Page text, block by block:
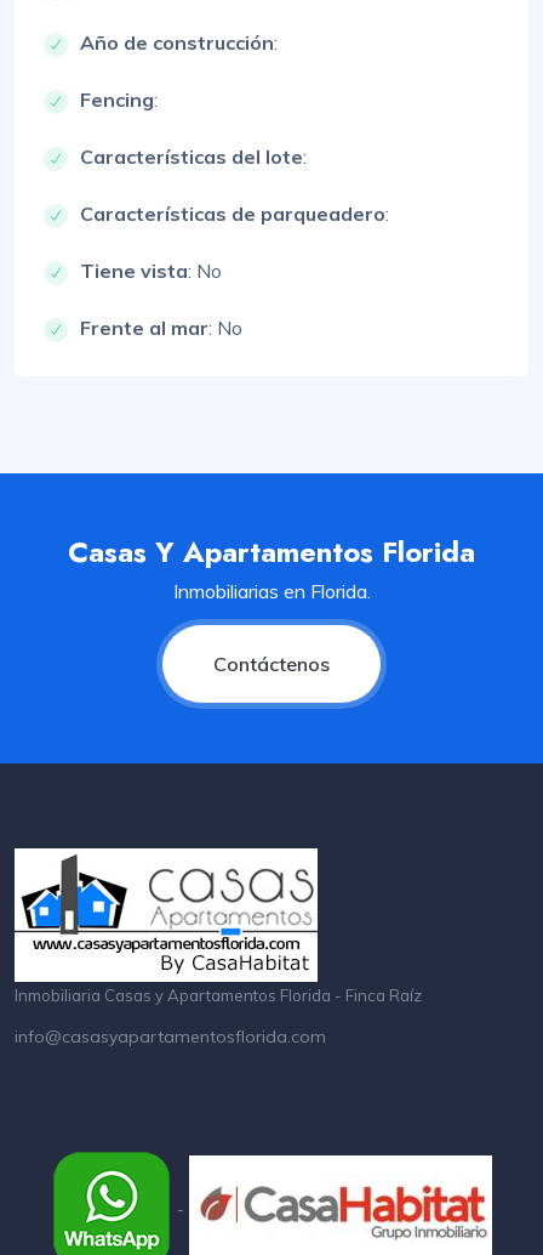
Año de construcción:
Fencing:
Características del lote:
Características de parqueadero:
Tiene vista: No
Frente al mar: No
Casas Y Apartamentos Florida
Inmobiliarias en Florida.
Contáctenos
Inmobiliaria Casas y Apartamentos Florida - Finca Raíz
info@casasyapartamentosflorida.com
-